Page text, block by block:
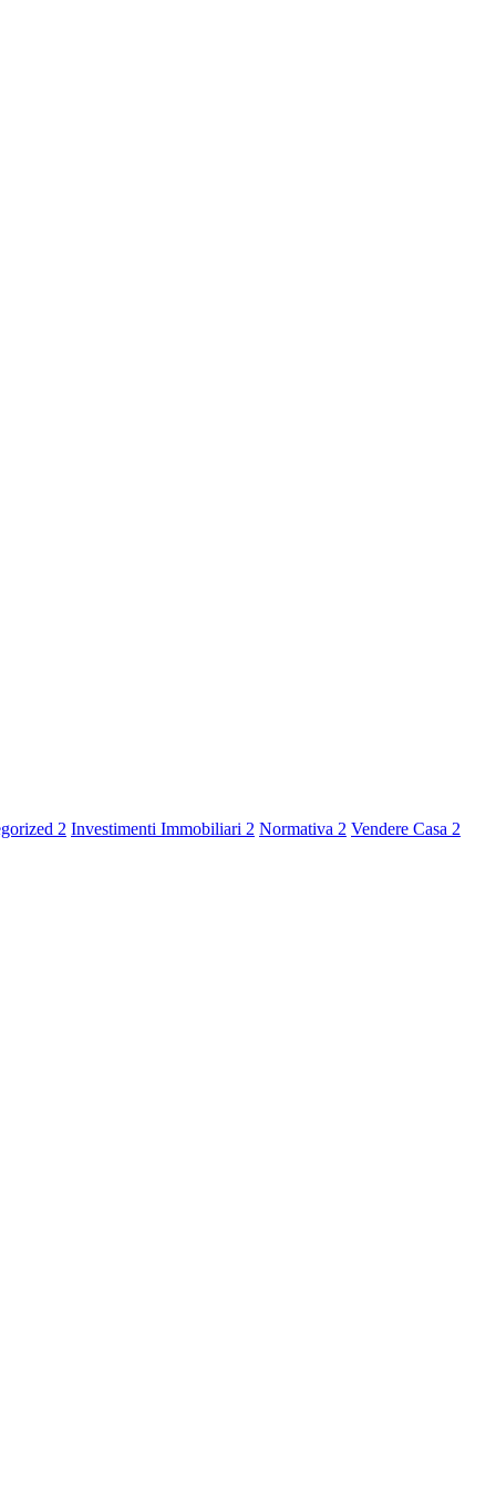
2 Investimenti Immobiliari 2 Normativa 2 Vendere Casa 2